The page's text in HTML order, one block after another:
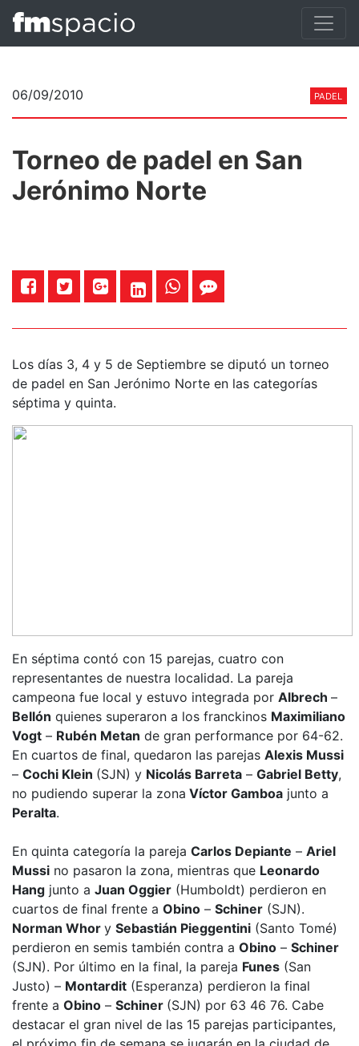
06/09/2010 PADEL
Torneo de padel en San
Jerónimo Norte
Los días 3, 4 y 5 de Septiembre se diputó un torneo
de padel en San Jerónimo Norte en las categorías
séptima y quinta.
En séptima contó con 15 parejas, cuatro con
representantes de nuestra localidad. La pareja
campeona fue local y estuvo integrada por Albrech –
Bellón quienes superaron a los franckinos Maximiliano
Vogt – Rubén Metan de gran performance por 64-62.
En cuartos de final, quedaron las parejas Alexis Mussi
– Cochi Klein (SJN) y Nicolás Barreta – Gabriel Betty,
no pudiendo superar la zona Víctor Gamboa junto a
Peralta.
En quinta categoría la pareja Carlos Depiante – Ariel
Mussi no pasaron la zona, mientras que Leonardo
Hang junto a Juan Oggier (Humboldt) perdieron en
cuartos de final frente a Obino – Schiner (SJN).
Norman Whor y Sebastián Pieggentini (Santo Tomé)
perdieron en semis también contra a Obino – Schiner
(SJN). Por último en la final, la pareja Funes (San
Justo) – Montardit (Esperanza) perdieron la final
frente a Obino – Schiner (SJN) por 63 46 76. Cabe
destacar el gran nivel de las 15 parejas participantes,